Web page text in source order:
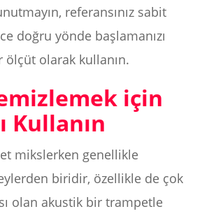
referansınız sabit
doğru yönde başlamanızı
ölçüt olarak kullanın.
için
Kullanın
mikslerken genellikle
biridir, özellikle de çok
olan akustik bir trampetle